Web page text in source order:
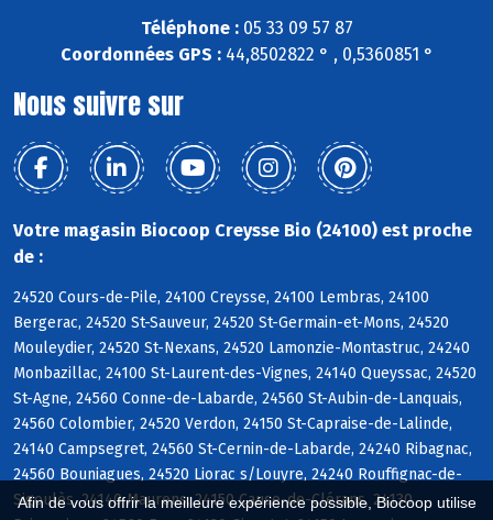
Afin de vous offrir la meilleure expérience possible, Biocoop utilise
Téléphone :05 33 09 57 87
Coordonnées GPS :44,8502822 ° , 0,5360851 °
Nous suivre sur
Votre magasin Biocoop Creysse Bio (24100) est proche
de :
24520 Cours-de-Pile, 24100 Creysse, 24100 Lembras, 24100
Bergerac, 24520 St-Sauveur, 24520 St-Germain-et-Mons, 24520
Mouleydier, 24520 St-Nexans, 24520 Lamonzie-Montastruc, 24240
Monbazillac, 24100 St-Laurent-des-Vignes, 24140 Queyssac, 24520
St-Agne, 24560 Conne-de-Labarde, 24560 St-Aubin-de-Lanquais,
24560 Colombier, 24520 Verdon, 24150 St-Capraise-de-Lalinde,
24140 Campsegret, 24560 St-Cernin-de-Labarde, 24240 Ribagnac,
24560 Bouniagues, 24520 Liorac s/Louyre, 24240 Rouffignac-de-
Sigoulès, 24140 Maurens, 24150 Cause-de-Clérans, 24130